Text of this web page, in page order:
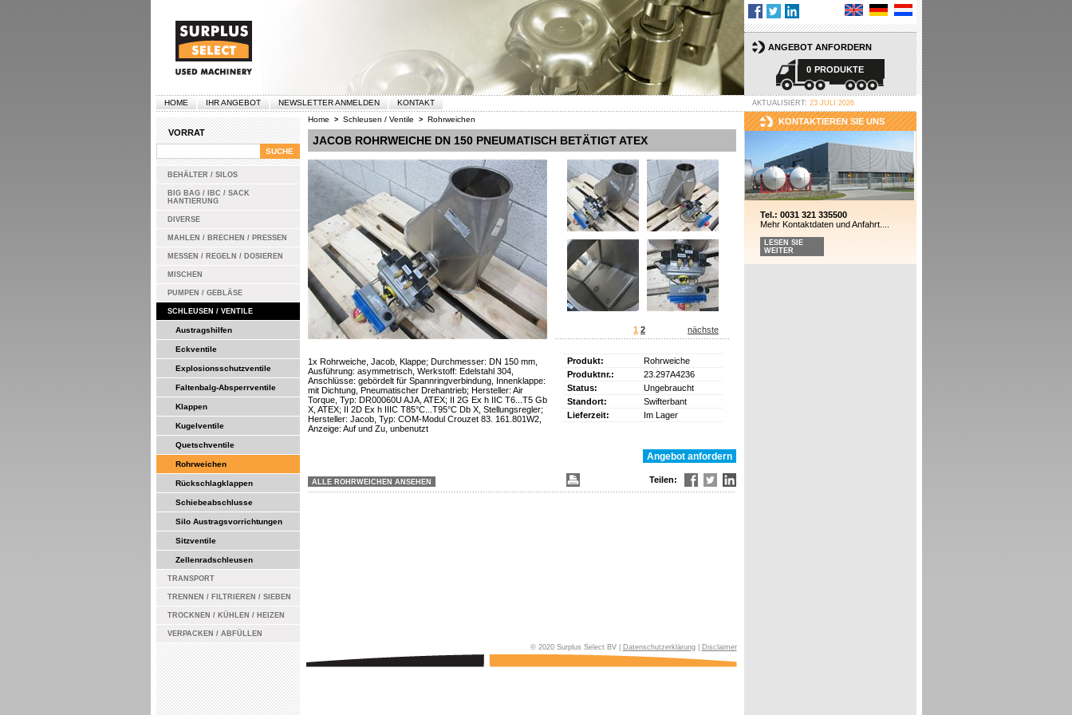
ANGEBOT ANFORDERN
0 PRODUKTE
HOME IHR ANGEBOT NEWSLETTER ANMELDEN KONTAKT AKTUALISIERT: 23 JULI 2026
VORRAT
BEHÄLTER / SILOS
BIG BAG / IBC / SACK
HANTIERUNG
DIVERSE
MAHLEN / BRECHEN / PRESSEN
MESSEN / REGELN / DOSIEREN
MISCHEN
PUMPEN / GEBLÄSE
SCHLEUSEN / VENTILE
Austragshilfen
Eckventile
Explosionsschutzventile
Faltenbalg-Absperrventile
Klappen
Kugelventile
Quetschventile
Rohrweichen
Rückschlagklappen
Schiebeabschlusse
Silo Austragsvorrichtungen
Sitzventile
Zellenradschleusen
TRANSPORT
TRENNEN / FILTRIEREN / SIEBEN
TROCKNEN / KÜHLEN / HEIZEN
VERPACKEN / ABFÜLLEN
Home > Schleusen / Ventile > Rohrweichen
JACOB ROHRWEICHE DN 150 PNEUMATISCH BETÄTIGT ATEX
Produkt:
Rohrweiche
Produktnr.:
23.297A4236
Status:
Ungebraucht
Standort:
Swifterbant
Lieferzeit:
Im Lager
1x Rohrweiche, Jacob, Klappe; Durchmesser: DN 150 mm,
Ausführung: asymmetrisch, Werkstoff: Edelstahl 304,
Anschlüsse: gebördelt für Spannringverbindung, Innenklappe:
mit Dichtung, Pneumatischer Drehantrieb; Hersteller: Air
Torque, Typ: DR00060U AJA, ATEX; II 2G Ex h IIC T6...T5 Gb
X, ATEX; II 2D Ex h IIIC T85°C...T95°C Db X, Stellungsregler;
Hersteller: Jacob, Typ: COM-Modul Crouzet 83. 161.801W2,
Anzeige: Auf und Zu, unbenutzt
ALLE ROHRWEICHEN ANSEHEN Teilen:
KONTAKTIEREN SIE UNS
Tel.: 0031 321 335500
Mehr Kontaktdaten und Anfahrt....
LESEN SIE
WEITER
© 2020 Surplus Select BV | Datenschutzerklärung| Disclaimer